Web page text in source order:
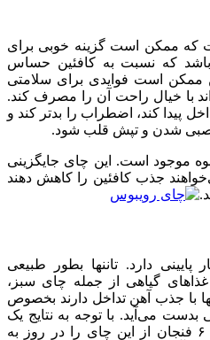
که ممکن است گزینه خوبی برای
باشد که نسبت به کافئین حساس
است فوایدی برای سلامتی
با خیال راحت آن را مصرف کند.
پیدا کند، اضطراب را بدتر کند و
شدن و تپش قلب شود.
موجود است. این چای جایگزینی
جذب کافئین را کاهش دهند
دارد. تاننها بطور طبیعی
گیاهی از جمله چای سبز،
با جذب آهن تداخل دارند بخصوص
بدست می‌آید. با توجه به نتایج یک
تحقیق در سال ۲۰۱۳، نوشیدن ۶ فنجان از این چای را در روز به